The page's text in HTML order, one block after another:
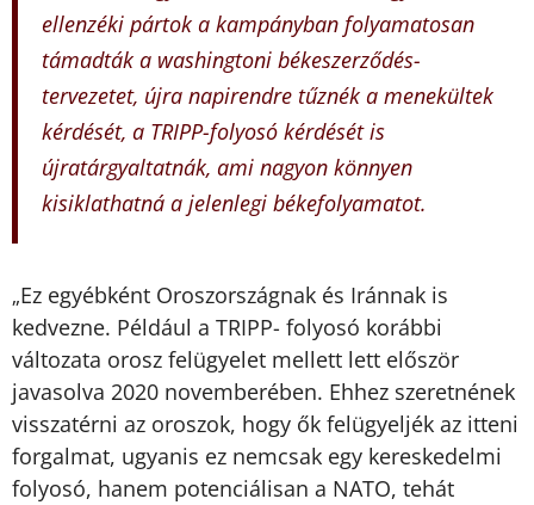
ellenzéki pártok a kampányban folyamatosan
támadták a washingtoni békeszerződés-
tervezetet, újra napirendre tűznék a menekültek
kérdését, a TRIPP-folyosó kérdését is
újratárgyaltatnák, ami nagyon könnyen
kisiklathatná a jelenlegi békefolyamatot.
„Ez egyébként Oroszországnak és Iránnak is
kedvezne. Például a TRIPP- folyosó korábbi
változata orosz felügyelet mellett lett először
javasolva 2020 novemberében. Ehhez szeretnének
visszatérni az oroszok, hogy ők felügyeljék az itteni
forgalmat, ugyanis ez nemcsak egy kereskedelmi
folyosó, hanem potenciálisan a NATO, tehát